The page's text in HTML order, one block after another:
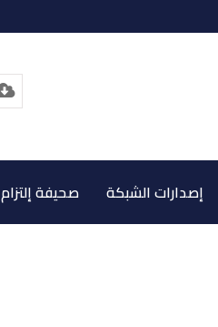
إصدارات الشبكة صحيفة إلتزام